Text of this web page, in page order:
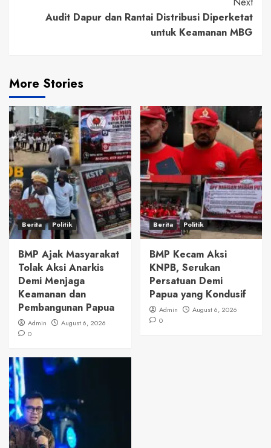
Audit Dapur dan Rantai Distribusi Diperketat
untuk Keamanan MBG
More Stories
Berita Politik
BMP Ajak Masyarakat
Tolak Aksi Anarkis
Demi Menjaga
Keamanan dan
Pembangunan Papua
Admin
August 6, 2026
0
Berita Politik
BMP Kecam Aksi
KNPB, Serukan
Persatuan Demi
Papua yang Kondusif
Admin
August 6, 2026
0